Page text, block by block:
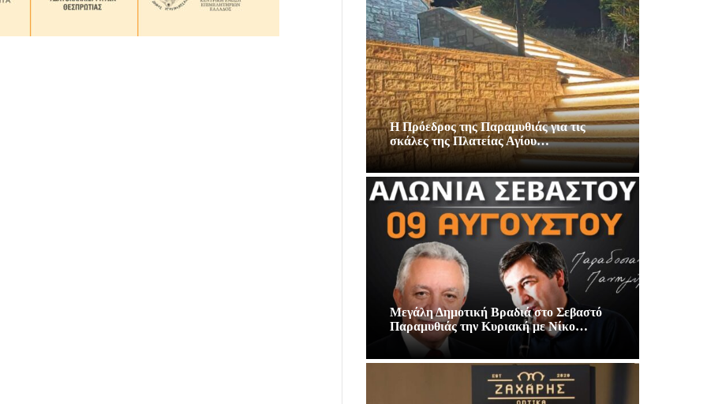
Η Πρόεδρος της Παραμυθιάς για τις
σκάλες της Πλατείας Αγίου…
Μεγάλη Δημοτική Βραδιά στο Σεβαστό
Παραμυθιάς την Κυριακή με Νίκο…